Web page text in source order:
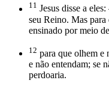
11 Jesus disse a
seu Reino. Mas
ensinado por meio
12 para que olhem e
e não entendam; se
perdoaria.